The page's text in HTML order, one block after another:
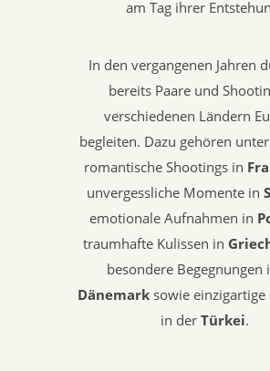
am Tag ihrer
In den vergangenen Jahren
bereits Paare und
verschiedenen Ländern
begleiten. Dazu gehören
romantische Shootings in
unvergessliche Momente in
emotionale Aufnahmen in
traumhafte Kulissen in
besondere Begegnungen
Dänemark sowie einzigartige
in derTürkei.